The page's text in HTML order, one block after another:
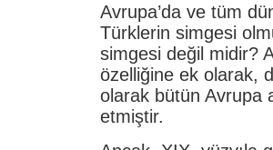
Avrupa’da ve tüm
Türklerin simgesi
simgesi değil midir?
özelliğine ek olarak,
olarak bütün Avrupa
etmiştir.